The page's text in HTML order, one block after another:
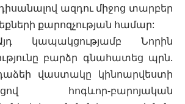
ազդու միջոց տարբեր
քարոզչության համար:
կապակցությամբ Նորին
բարձր գնահատեց պրն.
վաստակը կինոարվեստի
հոգևոր-բարոյական